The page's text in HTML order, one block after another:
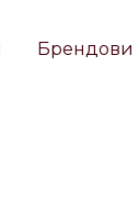
Брендови